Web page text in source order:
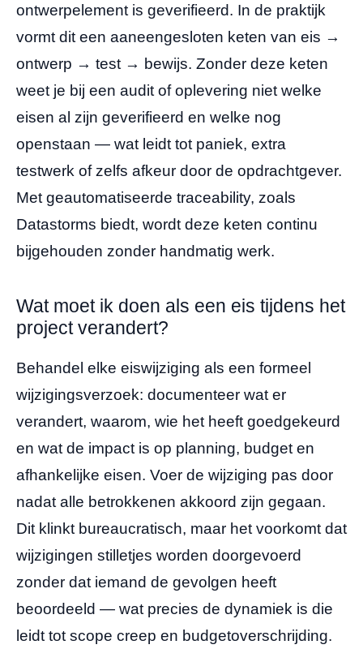
ontwerpelement is geverifieerd. In de praktijk
vormt dit een aaneengesloten keten van eis →
ontwerp → test → bewijs. Zonder deze keten
weet je bij een audit of oplevering niet welke
eisen al zijn geverifieerd en welke nog
openstaan — wat leidt tot paniek, extra
testwerk of zelfs afkeur door de opdrachtgever.
Met geautomatiseerde traceability, zoals
Datastorms biedt, wordt deze keten continu
bijgehouden zonder handmatig werk.
Wat moet ik doen als een eis tijdens het
project verandert?
Behandel elke eiswijziging als een formeel
wijzigingsverzoek: documenteer wat er
verandert, waarom, wie het heeft goedgekeurd
en wat de impact is op planning, budget en
afhankelijke eisen. Voer de wijziging pas door
nadat alle betrokkenen akkoord zijn gegaan.
Dit klinkt bureaucratisch, maar het voorkomt dat
wijzigingen stilletjes worden doorgevoerd
zonder dat iemand de gevolgen heeft
beoordeeld — wat precies de dynamiek is die
leidt tot scope creep en budgetoverschrijding.